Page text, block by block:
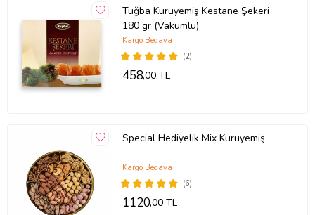
Tuğba Kuruyemiş Kestane Şekeri
180 gr (Vakumlu)
(2)
Kargo Bedava
458,00 TL
Special Hediyelik Mix Kuruyemiş
(6)
Kargo Bedava
1120,00 TL